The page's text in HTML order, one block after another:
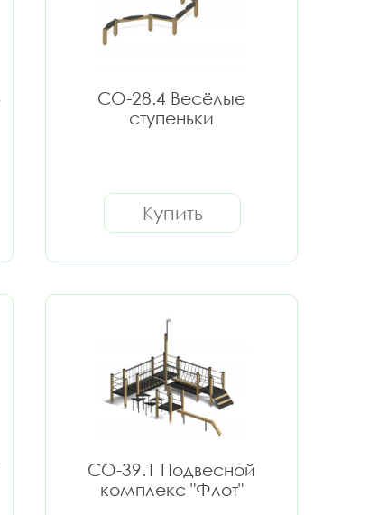
СО-28.4 Весёлые
ступеньки
Купить
СО-39.1 Подвесной
комплекс "Флот"